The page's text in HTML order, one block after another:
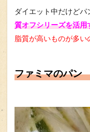
ダイエット中だけど
質オフシリーズを活用
脂質が高いものが多い
ファミマのパン